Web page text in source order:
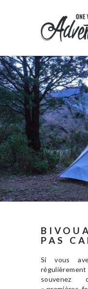
PAS
Si vous
souvenez